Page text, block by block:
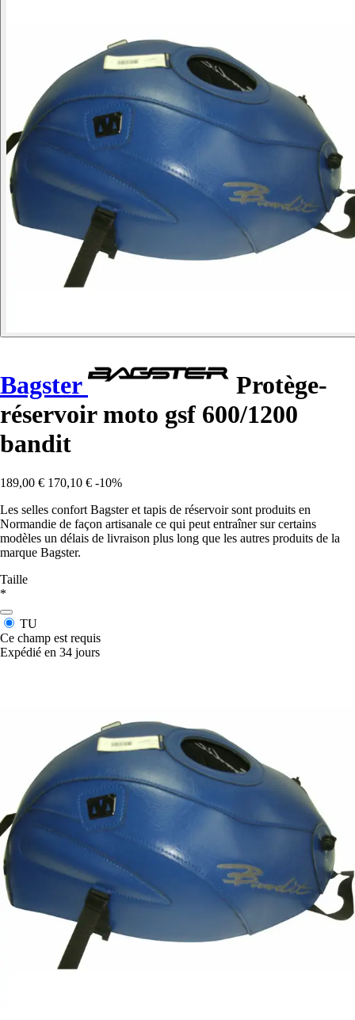
Bagster
Protège-
réservoir moto gsf 600/1200
bandit
189,00 € 170,10 € -10%
Les selles confort Bagster et tapis de réservoir sont produits en
Normandie de façon artisanale ce qui peut entraîner sur certains
modèles un délais de livraison plus long que les autres produits de la
marque Bagster.
Taille
*
TU
Ce champ est requis
Expédié en 34 jours